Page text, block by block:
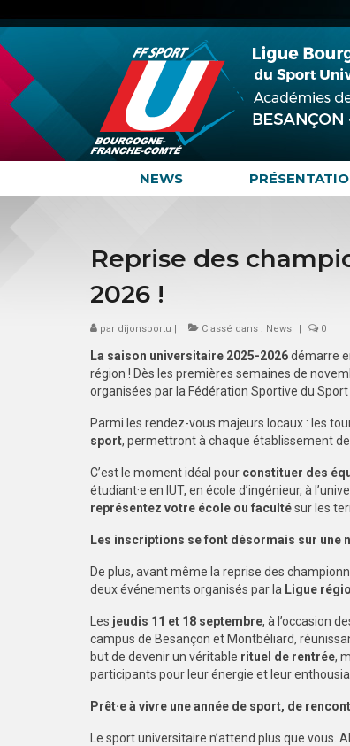
NEWS
Reprise des
2026 !
par dijonsportu | Classé dans : News | 0
La saison universitaire 2025-2026démarre
région ! Dès les premières semaines de
organisées par la Fédération Sportive du Sport
Parmi les rendez-vous majeurs locaux : les
sport, permettront à chaque établissement
C’est le moment idéal pour constituer des
étudiant·e en IUT, en école d’ingénieur, à
représentez votre école ou facultésur les
Les inscriptions se font désormais sur une
De plus, avant même la reprise des
deux événements organisés par la Ligue
Les jeudis 11 et 18 septembre, à l’occasion
campus de Besançon et Montbéliard,
but de devenir un véritable rituel de rentrée,
participants pour leur énergie et leur
Prêt·e à vivre une année de sport, de
Le sport universitaire n’attend plus que vous.